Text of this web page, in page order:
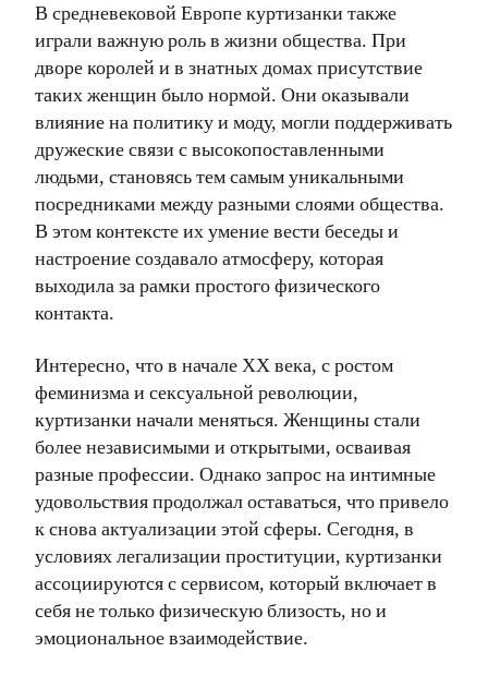
В средневековой Европе куртизанки также
играли важную роль в жизни общества. При
дворе королей и в знатных домах присутствие
таких женщин было нормой. Они оказывали
влияние на политику и моду, могли поддерживать
дружеские связи с высокопоставленными
людьми, становясь тем самым уникальными
посредниками между разными слоями общества.
В этом контексте их умение вести беседы и
настроение создавало атмосферу, которая
выходила за рамки простого физического
контакта.
Интересно, что в начале XX века, с ростом
феминизма и сексуальной революции,
куртизанки начали меняться. Женщины стали
более независимыми и открытыми, осваивая
разные профессии. Однако запрос на интимные
удовольствия продолжал оставаться, что привело
к снова актуализации этой сферы. Сегодня, в
условиях легализации проституции, куртизанки
ассоциируются с сервисом, который включает в
себя не только физическую близость, но и
эмоциональное взаимодействие.